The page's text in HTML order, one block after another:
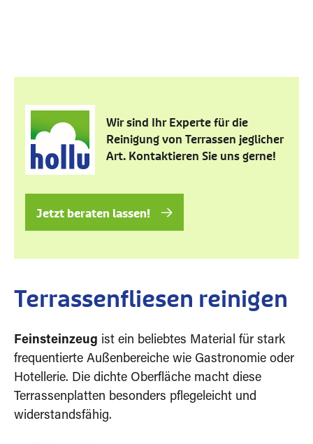
Wir sind Ihr Experte für die
Reinigung von Terrassen jeglicher
Art. Kontaktieren Sie uns gerne!
Jetzt beraten lassen!
Terrassenfliesen reinigen
Feinsteinzeug ist ein beliebtes Material für stark
frequentierte Außenbereiche wie Gastronomie oder
Hotellerie. Die dichte Oberfläche macht diese
Terrassenplatten besonders pflegeleicht und
widerstandsfähig.